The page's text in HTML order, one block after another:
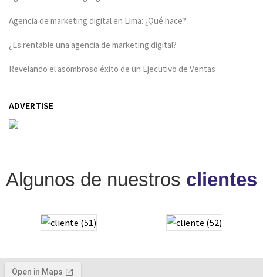
Agencia de marketing digital en Lima: ¿Qué hace?
¿Es rentable una agencia de marketing digital?
Revelando el asombroso éxito de un Ejecutivo de Ventas
ADVERTISE
Algunos de nuestros clientes